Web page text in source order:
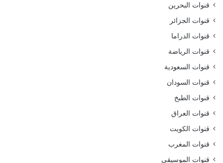
قنوات البحرين
قنوات الجزائر
قنوات الدراما
قنوات الرياضة
قنوات السعودية
قنوات السودان
قنوات الطبخ
قنوات العراق
قنوات الكويت
قنوات المغرب
قنوات الموسيقى